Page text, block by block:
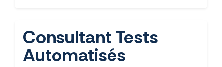
Consultant Tests
Automatisés